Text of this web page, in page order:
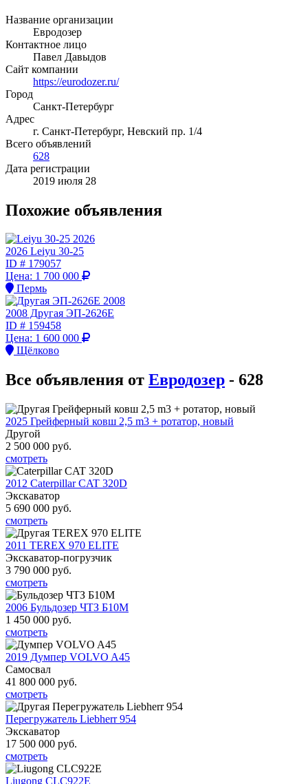
Название организации
Евродозер
Контактное лицо
Павел Давыдов
Сайт компании
https://eurodozer.ru/
Город
Санкт-Петербург
Адрес
г. Санкт-Петербург, Невский пр. 1/4
Всего объявлений
628
Дата регистрации
2019 июля 28
Похожие объявления
2026 Leiyu 30-25
ID # 179057
Цена: 1 700 000
Пермь
2008 Другая ЭП-2626Е
ID # 159458
Цена: 1 600 000
Щёлково
Все объявления от Евродозер - 628
2025 Грейферный ковш 2,5 m3 + ротатор, новый
Другой
2 500 000 руб.
смотреть
2012 Caterpillar CAT 320D
Экскаватор
5 690 000 руб.
смотреть
2011 TEREX 970 ELITE
Экскаватор-погрузчик
3 790 000 руб.
смотреть
2006 Бульдозер ЧТЗ Б10М
1 450 000 руб.
смотреть
2019 Думпер VOLVO A45
Самосвал
41 800 000 руб.
смотреть
Перегружатель Liebherr 954
Экскаватор
17 500 000 руб.
смотреть
Liugong CLC922E